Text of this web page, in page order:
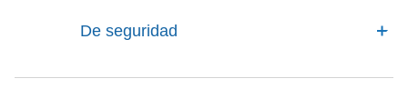
De seguridad